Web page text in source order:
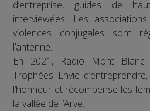
d’entreprise, guides de
interviewées. Les
violences conjugales sont
l’antenne.
En 2021, Radio Mont
Trophées Envie
l’honneur et récompense les
la vallée de l’Arve.